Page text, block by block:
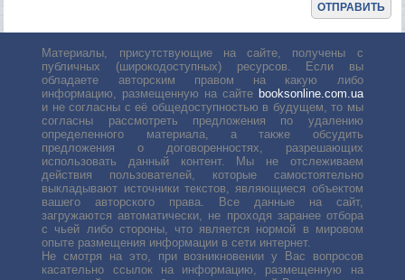
Материалы, присутствующие на сайте, получены с
публичных (широкодоступных) ресурсов. Если вы
обладаете авторским правом на какую либо
информацию, размещенную на сайте booksonline.com.ua
и не согласны с её общедоступностью в будущем, то мы
согласны рассмотреть предложения по удалению
определенного материала, а также обсудить
предложения о договоренностях, разрешающих
использовать данный контент. Мы не отслеживаем
действия пользователей, которые самостоятельно
выкладывают источники текстов, являющиеся объектом
вашего авторского права. Все данные на сайт,
загружаются автоматически, не проходя заранее отбора
с чьей либо стороны, что является нормой в мировом
опыте размещения информации в сети интернет.
Не смотря на это, при возникновении у Вас вопросов
касательно ссылок на информацию, размещенную на